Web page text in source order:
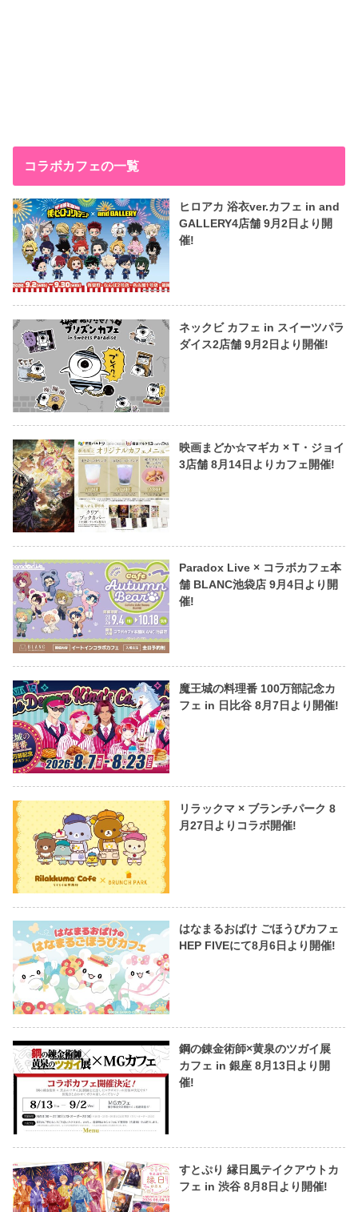
コラボカフェの一覧
ヒロアカ 浴衣ver.カフェ in and
GALLERY4店舗 9月2日より開
催!
ネックビ カフェ in スイーツパラ
ダイス2店舗 9月2日より開催!
映画まどか☆マギカ × T・ジョイ
3店舗 8月14日よりカフェ開催!
Paradox Live × コラボカフェ本
舗 BLANC池袋店 9月4日より開
催!
魔王城の料理番 100万部記念カ
フェ in 日比谷 8月7日より開催!
リラックマ × ブランチパーク 8
月27日よりコラボ開催!
はなまるおばけ ごほうびカフェ
HEP FIVEにて8月6日より開催!
鋼の錬金術師×黄泉のツガイ展
カフェ in 銀座 8月13日より開
催!
すとぷり 縁日風テイクアウトカ
フェ in 渋谷 8月8日より開催!